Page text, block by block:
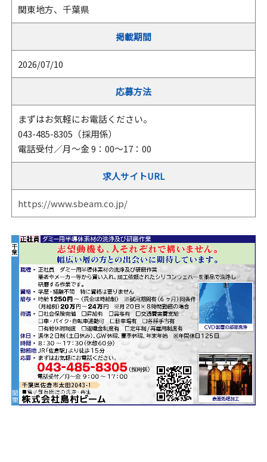
関東地方、千葉県
掲載期間
2026/07/10
応募方法
まずはお気軽にお電話ください。
043-485-8305（採用係）
電話受付／月～金 9：00～17：00
求人サイトURL
https://www.sbeam.co.jp/